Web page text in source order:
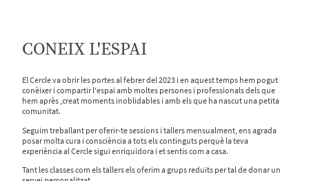
CONEIX L'ESPAI
El Cercle va obrir les portes al febrer del 2023 i en aquest temps hem pogut
conèixer i compartir l'espai amb moltes persones i professionals dels que
hem après ,creat moments inoblidables i amb els que ha nascut una petita
comunitat.
Seguim treballant per oferir-te sessions i tallers mensualment, ens agrada
posar molta cura i consciència a tots els continguts perquè la teva
experiència al Cercle sigui enriquidora i et sentis com a casa.
Tant les classes com els tallers els oferim a grups reduïts per tal de donar un